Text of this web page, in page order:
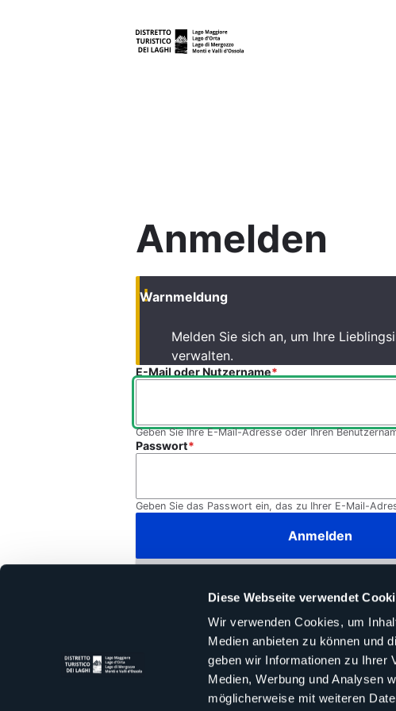
Diese Webseite verwendet
Wir verwenden Cookies, um
Medien anbieten zu können und
geben wir Informationen zu Ihrer
Medien, Werbung und Analysen
möglicherweise mit weiteren
Anmelden
Warnmeldung
Melden Sie sich an, um Ihre
verwalten.
E-Mail oder Nutzername
Geben Sie Ihre E-Mail-Adresse oder Ihren
Passwort
Geben Sie das Passwort ein, das zu Ihrer E-Mail-
Passwort vergessen?